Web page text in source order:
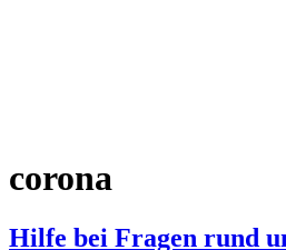
corona
Hilfe bei Fragen rund